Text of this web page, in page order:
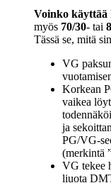
Voinko käyttää
myös 70/30- tai
Tässä se, mitä
VG
Korkean
vaikea
ja
PG/VG-
(merkintä
VG tekee
liuota